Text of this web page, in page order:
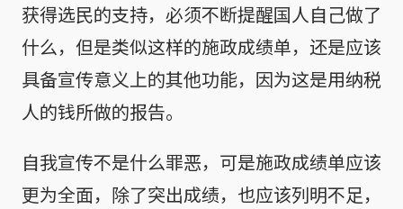
获得选民的支持，必须不断提醒国人自己做了
什么，但是类似这样的施政成绩单，还是应该
具备宣传意义上的其他功能，因为这是用纳税
人的钱所做的报告。
自我宣传不是什么罪恶，可是施政成绩单应该
更为全面，除了突出成绩，也应该列明不足，